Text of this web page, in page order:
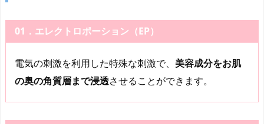
01．エレクトロポーション（EP）
電気の刺激を利用した特殊な刺激で、 美容成分をお肌
の奥の角質層まで浸透させることができます。